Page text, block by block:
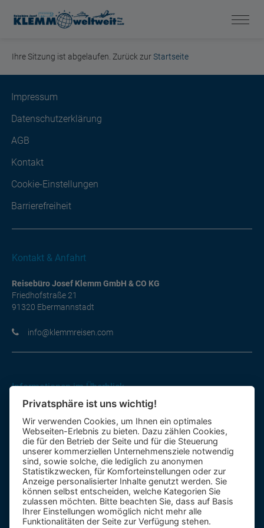
Ihre Sitzung ist abgelaufen. Zurück zurStartseite
Impressum
Datenschutzerklärung
AGB
Kontakt
Cookie-Einstellungen
Barrierefreiheit
Kontakt & Anfahrt
Reisebüro Josef Klemm GmbH & CO KG
Friedhofstraße 21
91320 Ebermannstadt
moc.nesiermmelk@ofni
Informationen im Überblick
Gutscheine
Kontakt-Formular
Anfahrt
Mietbus
Reisebewertung
Reiseinformationen A – Z
Privatsphäre ist uns wichtig!
Wir verwenden Cookies, um Ihnen ein optimales
Webseiten-Erlebnis zu bieten. Dazu zählen Cookies,
die für den Betrieb der Seite und für die Steuerung
unserer kommerziellen Unternehmensziele notwendig
sind, sowie solche, die lediglich zu anonymen
Statistikzwecken, für Komforteinstellungen oder zur
Anzeige personalisierter Inhalte genutzt werden. Sie
können selbst entscheiden, welche Kategorien Sie
zulassen möchten. Bitte beachten Sie, dass auf Basis
Ihrer Einstellungen womöglich nicht mehr alle
Funktionalitäten der Seite zur Verfügung stehen.